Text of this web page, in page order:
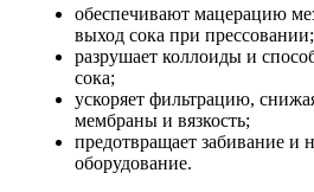
обеспечивают мацерацию
выход сока при прессовании;
разрушает коллоиды и
сока;
ускоряет фильтрацию,
мембраны и вязкость;
предотвращает забивание и
оборудование.